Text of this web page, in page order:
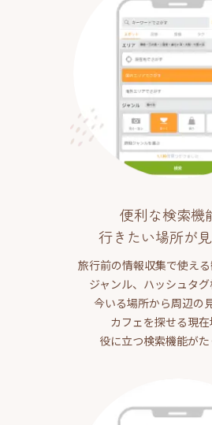
便利な検索機
行きたい場所が
旅行前の情報収集で使える
ジャンル、ハッシュタグ
今いる場所から周辺の
カフェを探せる現
役に立つ検索機能がた